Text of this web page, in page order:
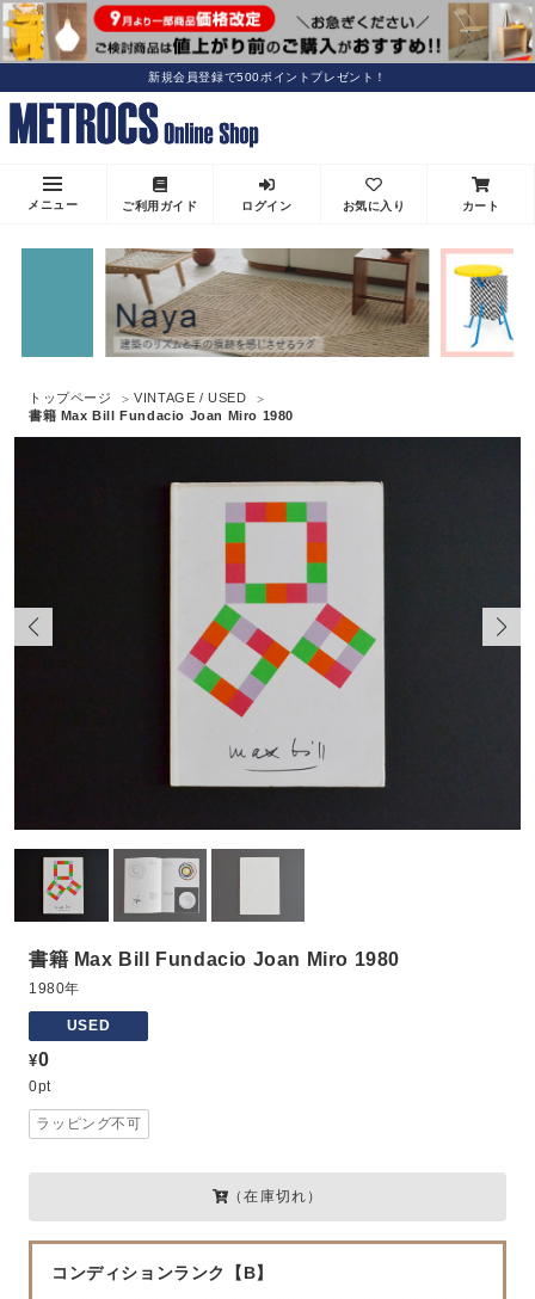
新規会員登録で500ポイントプレゼント！
メニュー ご利用ガイド ログイン お気に入り カート
トップページ
VINTAGE / USED
書籍 Max Bill Fundacio Joan Miro 1980
書籍 Max Bill Fundacio Joan Miro 1980
1980年
USED
¥0
0pt
コンディションランク【B】
ラッピング不可
（在庫切れ）